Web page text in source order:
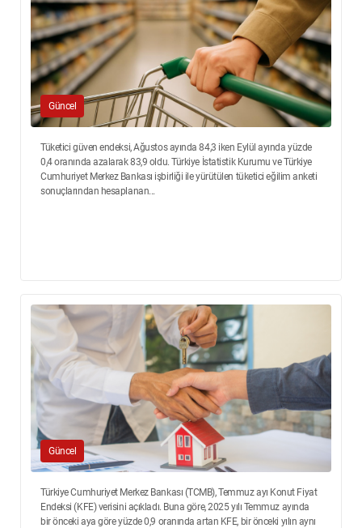
Güncel
Tüketici güven endeksi, Ağustos ayında 84,3 iken Eylül ayında yüzde
0,4 oranında azalarak 83,9 oldu. Türkiye İstatistik Kurumu ve Türkiye
Cumhuriyet Merkez Bankası işbirliği ile yürütülen tüketici eğilim anketi
sonuçlarından hesaplanan...
Güncel
Türkiye Cumhuriyet Merkez Bankası (TCMB), Temmuz ayı Konut Fiyat
Endeksi (KFE) verisini açıkladı. Buna göre, 2025 yılı Temmuz ayında
bir önceki aya göre yüzde 0,9 oranında artan KFE, bir önceki yılın aynı